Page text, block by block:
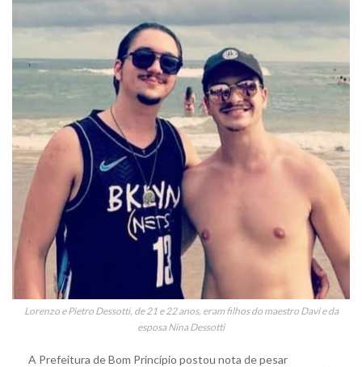
Lorenzo e Pietro Dessotti, de 21 e 22 anos, eram filhos do maestro Davi e da
esposa Nina Dessotti
A Prefeitura de Bom Princípio postou nota de pesar